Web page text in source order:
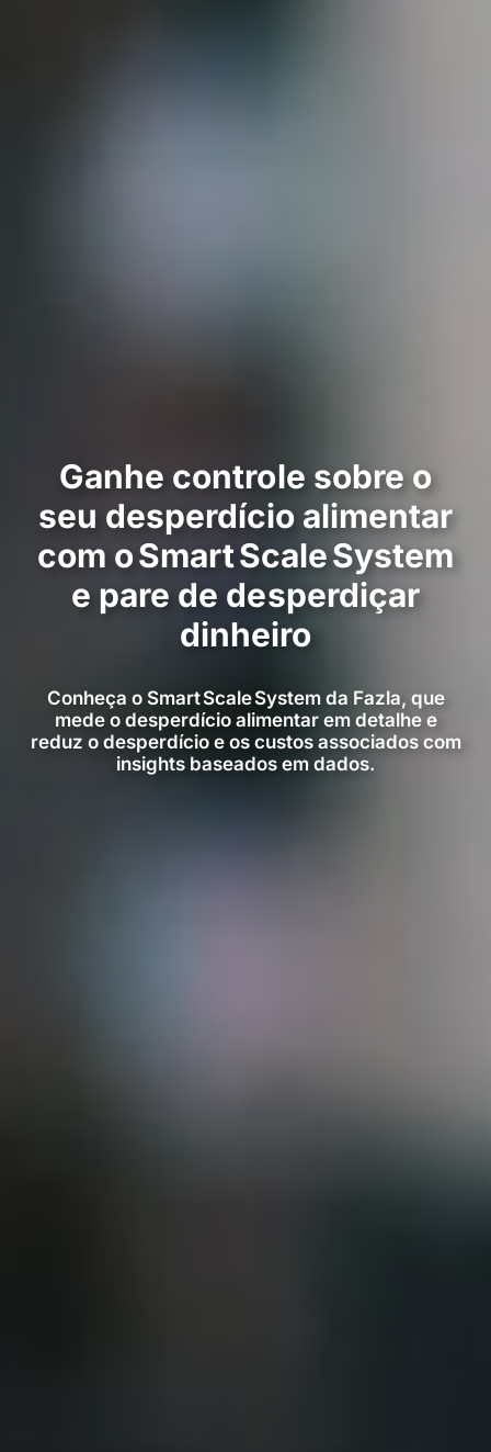
Ganhe controle sobre o
seu desperdício alimentar
com o Smart Scale System
e pare de desperdiçar
dinheiro
Conheça o Smart Scale System da Fazla, que
mede o desperdício alimentar em detalhe e
reduz o desperdício e os custos associados com
insights baseados em dados.